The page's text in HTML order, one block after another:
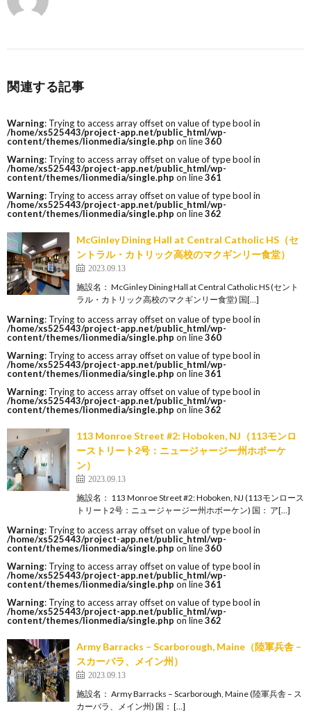
関連する記事
Warning: Trying to access array offset on value of type bool in
/home/xs525443/project-app.net/public_html/wp-
content/themes/lionmedia/single.php on line360
Warning: Trying to access array offset on value of type bool in
/home/xs525443/project-app.net/public_html/wp-
content/themes/lionmedia/single.php on line361
Warning: Trying to access array offset on value of type bool in
/home/xs525443/project-app.net/public_html/wp-
content/themes/lionmedia/single.php on line362
McGinley Dining Hall at Central Catholic HS（セ
ントラル・カトリック高校のマクギンリー食堂）
2023.09.13
施設名： McGinley Dining Hall at Central Catholic HS (セント
ラル・カトリック高校のマクギンリー食堂) 国[…]
Warning: Trying to access array offset on value of type bool in
/home/xs525443/project-app.net/public_html/wp-
content/themes/lionmedia/single.php on line360
Warning: Trying to access array offset on value of type bool in
/home/xs525443/project-app.net/public_html/wp-
content/themes/lionmedia/single.php on line361
Warning: Trying to access array offset on value of type bool in
/home/xs525443/project-app.net/public_html/wp-
content/themes/lionmedia/single.php on line362
113 Monroe Street #2: Hoboken, NJ（113モンロ
ーストリート2号：ニュージャージー州ホボーケ
ン）
2023.09.13
施設名： 113 Monroe Street #2: Hoboken, NJ (113モンロース
トリート2号：ニュージャージー州ホボーケン) 国： ア[…]
Warning: Trying to access array offset on value of type bool in
/home/xs525443/project-app.net/public_html/wp-
content/themes/lionmedia/single.php on line360
Warning: Trying to access array offset on value of type bool in
/home/xs525443/project-app.net/public_html/wp-
content/themes/lionmedia/single.php on line361
Warning: Trying to access array offset on value of type bool in
/home/xs525443/project-app.net/public_html/wp-
content/themes/lionmedia/single.php on line362
Army Barracks – Scarborough, Maine（陸軍兵舎 –
スカーバラ、メイン州）
2023.09.13
施設名： Army Barracks – Scarborough, Maine (陸軍兵舎 – ス
カーバラ、メイン州) 国： […]